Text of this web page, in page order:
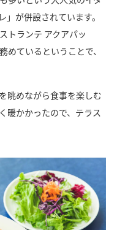
が併設されています。
トランテ アクアパッ
めているということで、
眺めながら食事を楽しむ
暖かかったので、テラス